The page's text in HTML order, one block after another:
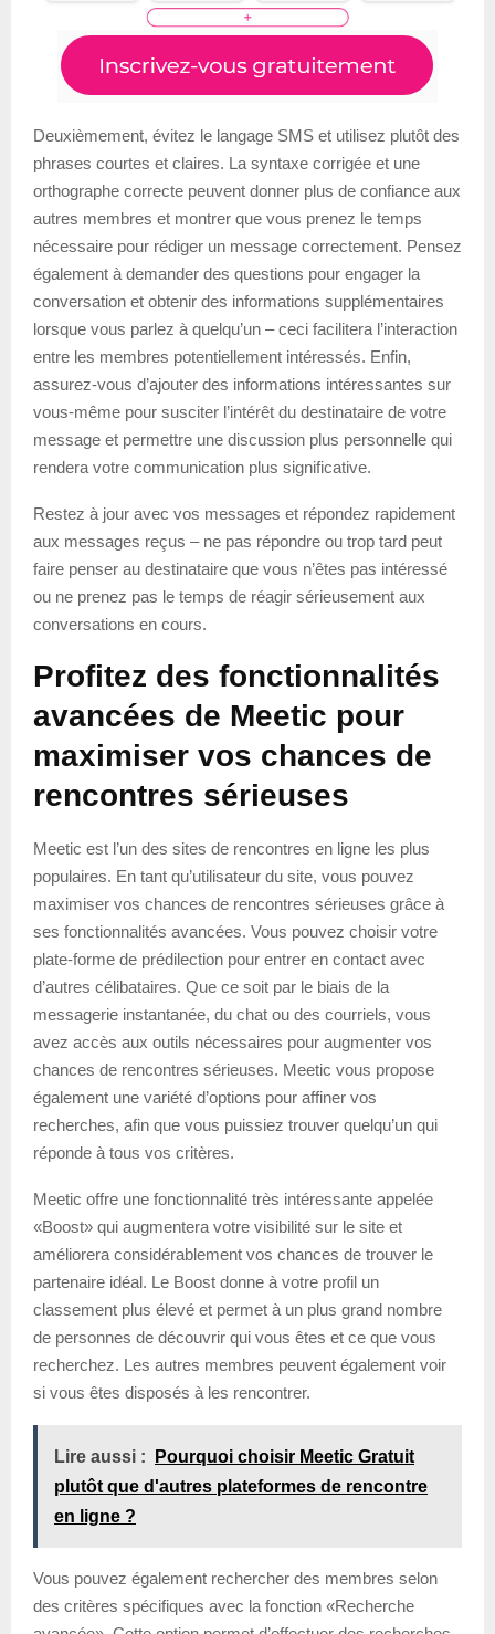
Deuxièmement, évitez le langage SMS et utilisez plutôt des
phrases courtes et claires. La syntaxe corrigée et une
orthographe correcte peuvent donner plus de confiance aux
autres membres et montrer que vous prenez le temps
nécessaire pour rédiger un message correctement. Pensez
également à demander des questions pour engager la
conversation et obtenir des informations supplémentaires
lorsque vous parlez à quelqu’un – ceci facilitera l’interaction
entre les membres potentiellement intéressés. Enfin,
assurez-vous d’ajouter des informations intéressantes sur
vous-même pour susciter l’intérêt du destinataire de votre
message et permettre une discussion plus personnelle qui
rendera votre communication plus significative.
Restez à jour avec vos messages et répondez rapidement
aux messages reçus – ne pas répondre ou trop tard peut
faire penser au destinataire que vous n’êtes pas intéressé
ou ne prenez pas le temps de réagir sérieusement aux
conversations en cours.
Profitez des fonctionnalités
avancées de Meetic pour
maximiser vos chances de
rencontres sérieuses
Meetic est l’un des sites de rencontres en ligne les plus
populaires. En tant qu’utilisateur du site, vous pouvez
maximiser vos chances de rencontres sérieuses grâce à
ses fonctionnalités avancées. Vous pouvez choisir votre
plate-forme de prédilection pour entrer en contact avec
d’autres célibataires. Que ce soit par le biais de la
messagerie instantanée, du chat ou des courriels, vous
avez accès aux outils nécessaires pour augmenter vos
chances de rencontres sérieuses. Meetic vous propose
également une variété d’options pour affiner vos
recherches, afin que vous puissiez trouver quelqu’un qui
réponde à tous vos critères.
Meetic offre une fonctionnalité très intéressante appelée
«Boost» qui augmentera votre visibilité sur le site et
améliorera considérablement vos chances de trouver le
partenaire idéal. Le Boost donne à votre profil un
classement plus élevé et permet à un plus grand nombre
de personnes de découvrir qui vous êtes et ce que vous
recherchez. Les autres membres peuvent également voir
si vous êtes disposés à les rencontrer.
Lire aussi :
Pourquoi choisir Meetic Gratuit
plutôt que d'autres plateformes de rencontre
en ligne ?
Vous pouvez également rechercher des membres selon
des critères spécifiques avec la fonction «Recherche